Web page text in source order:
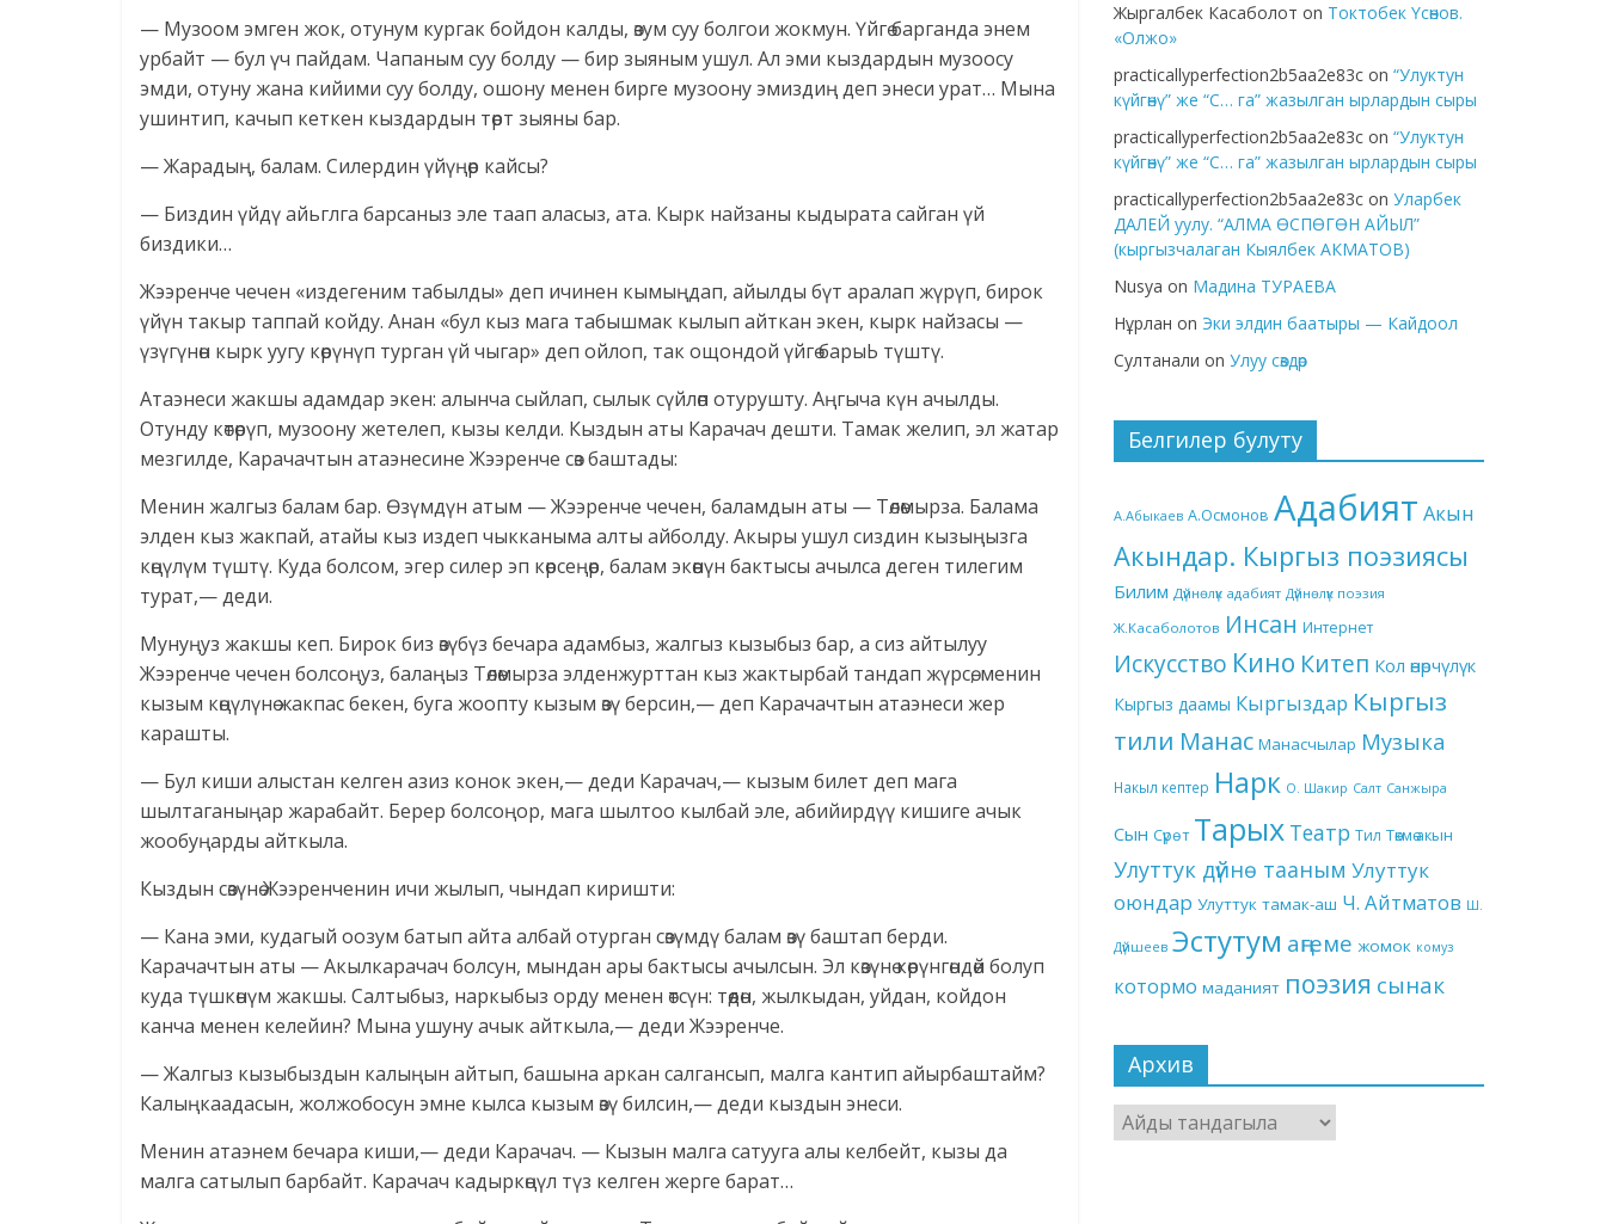
— Музоом эмген жок, отунум кургак бойдон калды, өзум суу болгои жокмун. Үйгө барганда энем
урбайт — бул үч пайдам. Чапаным суу болду — бир зыяным ушул. Ал эми кыздардын музоосу
эмди, отуну жана кийими суу болду, ошону менен бирге музоону эмиздиң деп энеси урат… Мына
ушинтип, качып кеткен кыздардын төрт зыяны бар.
— Жарадың, балам. Силердин үйүңөр кайсы?
— Биздин үйдү айьглга барсаныз эле таап аласыз, ата. Кырк найзаны кыдырата сайган үй
биздики…
Жээренче чечен «издегеним табылды» деп ичинен кымыңдап, айылды бүт аралап жүрүп, бирок
үйүн такыр таппай койду. Анан «бул кыз мага табышмак кылып айткан экен, кырк найзасы —
үзүгүнөн кырк уугу көрүнүп турган үй чыгар» деп ойлоп, так ощондой үйгө барыЬ түштү.
Атаэнеси жакшы адамдар экен: алынча сыйлап, сылык сүйлөп отурушту. Аңгыча күн ачылды.
Отунду көтөрүп, музоону жетелеп, кызы келди. Кыздын аты Карачач дешти. Тамак желип, эл жатар
мезгилде, Карачачтын атаэнесине Жээренче сөз баштады:
Менин жалгыз балам бар. Өзүмдүн атым — Жээренче чечен, баламдын аты — Төлөмырза. Балама
элден кыз жакпай, атайы кыз издеп чыкканыма алты айболду. Акыры ушул сиздин кызыңызга
көңүлүм түштү. Куда болсом, эгер силер эп көрсеңөр, балам экөөнүн бактысы ачылса деген тилегим
турат,— деди.
Мунуңуз жакшы кеп. Бирок биз өзүбүз бечара адамбыз, жалгыз кызыбыз бар, а сиз айтылуу
Жээренче чечен болсоңуз, балаңыз Төлөмырза элденжурттан кыз жактырбай тандап жүрсө, менин
кызым көңүлүнө жакпас бекен, буга жоопту кызым өзү берсин,— деп Карачачтын атаэнеси жер
карашты.
— Бул киши алыстан келген азиз конок экен,— деди Карачач,— кызым билет деп мага
шылтаганыңар жарабайт. Берер болсоңор, мага шылтоо кылбай эле, абийирдүү кишиге ачык
жообуңарды айткыла.
Кыздын сөзүнө Жээренченин ичи жылып, чындап киришти:
— Кана эми, кудагый оозум батып айта албай отурган сөзүмдү балам өзү баштап берди.
Карачачтын аты — Акылкарачач болсун, мындан ары бактысы ачылсын. Эл көзүнө көрүнгөндөй болуп
куда түшкөнүм жакшы. Салтыбыз, наркыбыз орду менен өтсүн: төөдөн, жылкыдан, уйдан, койдон
канча менен келейин? Мына ушуну ачык айткыла,— деди Жээренче.
— Жалгыз кызыбыздын калыңын айтып, башына аркан салгансып, малга кантип айырбаштайм?
Калыңкаадасын, жолжобосун эмне кылса кызым өзү билсин,— деди кыздын энеси.
Менин атаэнем бечара киши,— деди Карачач. — Кызын малга сатууга алы келбейт, кызы да
малга сатылып барбайт. Карачач кадыркөңүл түз келген жерге барат…
Жыргалбек Касаболот on Токтобек Үсөнов.
«Олжо»
practicallyperfection2b5aa2e83c on “Улуктун
күйгөнү” же “С… га” жазылган ырлардын сыры
practicallyperfection2b5aa2e83c on “Улуктун
күйгөнү” же “С… га” жазылган ырлардын сыры
practicallyperfection2b5aa2e83c on Уларбек
ДАЛЕЙ уулу. “АЛМА ӨСПӨГӨН АЙЫЛ”
(кыргызчалаган Кыялбек АКМАТОВ)
Nusya on Мадина ТУРАЕВА
Нұрлан on Эки элдин баатыры — Кайдоол
Султанали on Улуу сөздөр
Белгилер булуту
А.Абыкаев А.Осмонов Адабият Акын
Акындар. Кыргыз поэзиясы
Билим Дүйнөлүк адабият Дүйнөлүк поэзия
Ж.Касаболотов Инсан Интернет
Искусство Кино Китеп Кол өнөрчүлүк
Кыргыз даамы Кыргыздар Кыргыз
тили Манас Манасчылар Музыка
Накыл кептер Нарк О. Шакир Салт Санжыра
Сын Сүрөт Тарых Театр Тил Төкмө акын
Улуттук дүйнө тааным Улуттук
оюндар Улуттук тамак-аш Ч. Айтматов Ш.
Дүйшеев Эстутум аңгеме жомок комуз
котормо маданият поэзия сынак
Архив
Архив